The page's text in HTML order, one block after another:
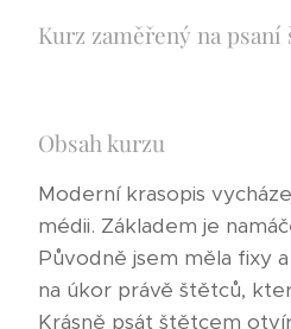
Kurz zaměřený na psaní
Obsah kurzu
Moderní krasopis
médii. Základem je
Původně jsem měla fixy
na úkor právě štětců,
Krásně psát štětcem